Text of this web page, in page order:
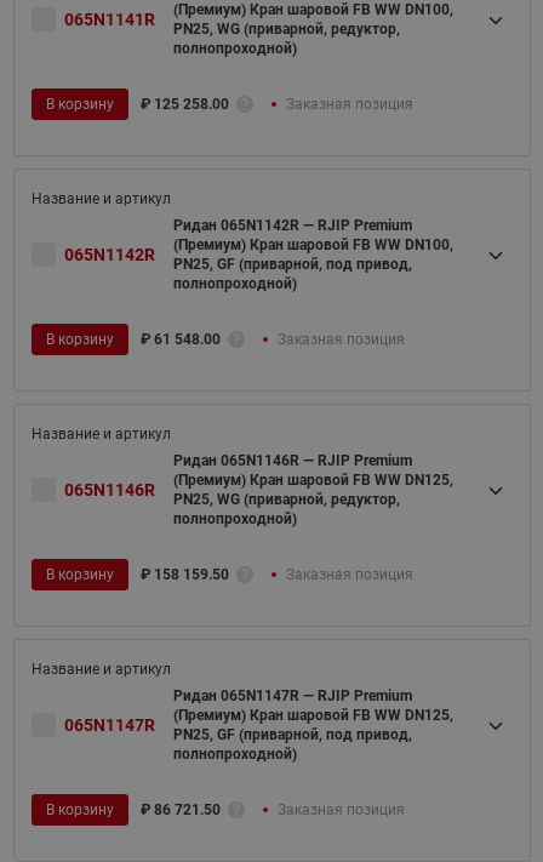
065N1141R
(Премиум) Кран шаровой FB WW DN100,
PN25, WG (приварной, редуктор,
полнопроходной)
В корзину ₽ 125 258.00 Заказная позиция
065N1142R
Ридан 065N1142R — RJIP Premium
(Премиум) Кран шаровой FB WW DN100,
PN25, GF (приварной, под привод,
полнопроходной)
В корзину ₽ 61 548.00 Заказная позиция
065N1146R
Ридан 065N1146R — RJIP Premium
(Премиум) Кран шаровой FB WW DN125,
PN25, WG (приварной, редуктор,
полнопроходной)
В корзину ₽ 158 159.50 Заказная позиция
065N1147R
Ридан 065N1147R — RJIP Premium
(Премиум) Кран шаровой FB WW DN125,
PN25, GF (приварной, под привод,
полнопроходной)
В корзину ₽ 86 721.50 Заказная позиция